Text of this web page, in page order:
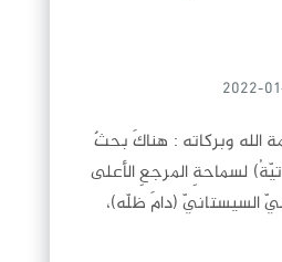
الله وبركاته : هناكَ بحثٌ
لسماحةِ المرجعِ الأعلى
السيستانيّ (دامَ ظلّه)،